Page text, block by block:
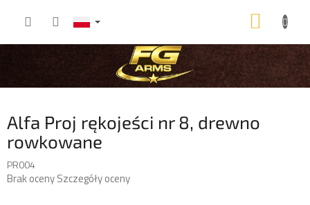
Alfa Proj rękojeści nr 8, drewno
rowkowane
PR004
Średnia
Brak ocenySzczegóły oceny